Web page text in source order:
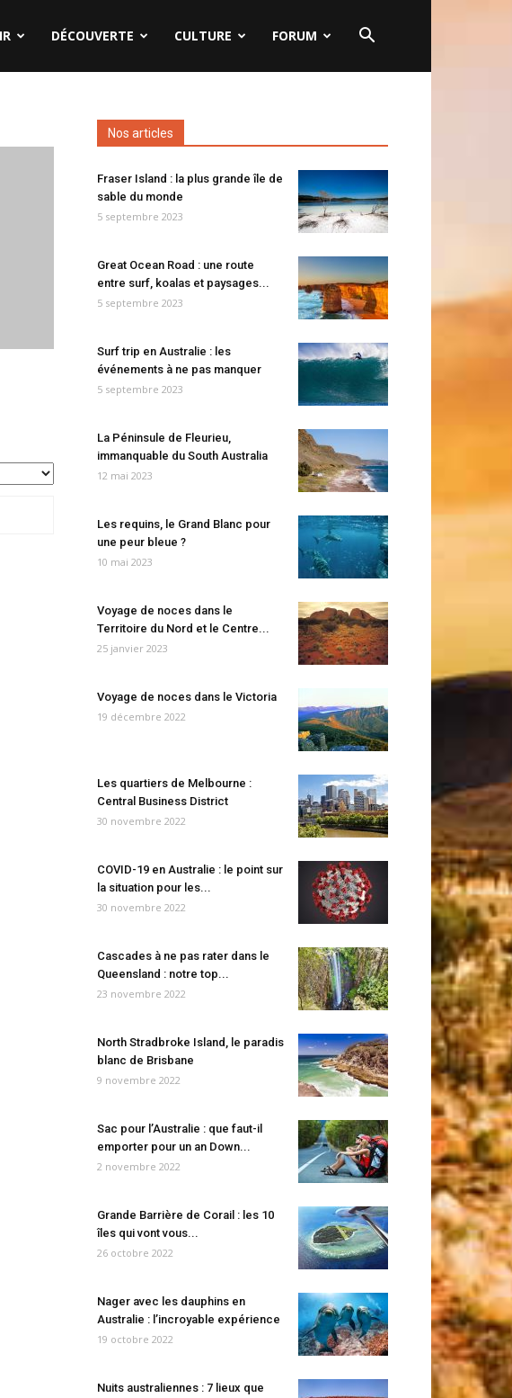
DÉCOUVERTE CULTURE FORUM
Nos articles
Fraser Island : la plus grande île de
sable du monde
5 septembre 2023
Great Ocean Road : une route
entre surf, koalas et paysages...
5 septembre 2023
Surf trip en Australie : les
événements à ne pas manquer
5 septembre 2023
La Péninsule de Fleurieu,
immanquable du South Australia
12 mai 2023
Les requins, le Grand Blanc pour
une peur bleue ?
10 mai 2023
Voyage de noces dans le
Territoire du Nord et le Centre...
25 janvier 2023
Voyage de noces dans le Victoria
19 décembre 2022
Les quartiers de Melbourne :
Central Business District
30 novembre 2022
COVID-19 en Australie : le point sur
la situation pour les...
30 novembre 2022
Cascades à ne pas rater dans le
Queensland : notre top...
23 novembre 2022
North Stradbroke Island, le paradis
blanc de Brisbane
9 novembre 2022
Sac pour l’Australie : que faut-il
emporter pour un an Down...
2 novembre 2022
Grande Barrière de Corail : les 10
îles qui vont vous...
26 octobre 2022
Nager avec les dauphins en
Australie : l’incroyable expérience
19 octobre 2022
Nuits australiennes : 7 lieux que